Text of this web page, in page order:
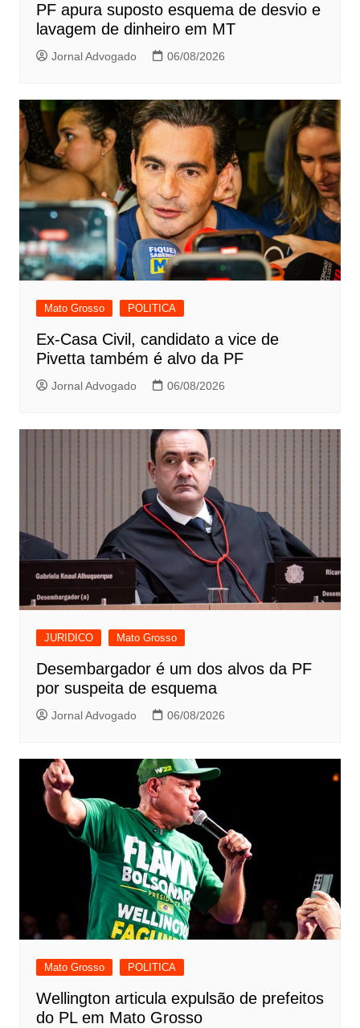
PF apura suposto esquema de desvio e
lavagem de dinheiro em MT
Jornal Advogado 06/08/2026
Mato Grosso POLITICA
Ex-Casa Civil, candidato a vice de
Pivetta também é alvo da PF
Jornal Advogado 06/08/2026
JURIDICO Mato Grosso
Desembargador é um dos alvos da PF
por suspeita de esquema
Jornal Advogado 06/08/2026
Mato Grosso POLITICA
Wellington articula expulsão de prefeitos
do PL em Mato Grosso